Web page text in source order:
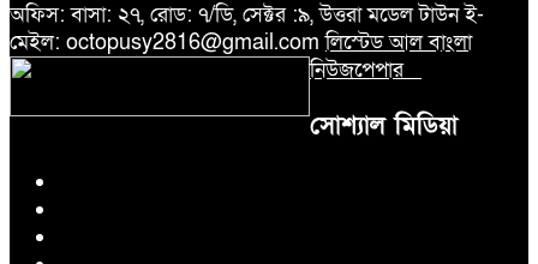
অফিস: বাসা: ২৭, রোড: ৭/ডি, সেক্টর :৯, উত্তরা মডেল টাউন ই-
মেইল: octopusy2816@gmail.comলিস্টেড আল বাংলা
নিউজপেপার
সোশ্যাল মিডিয়া